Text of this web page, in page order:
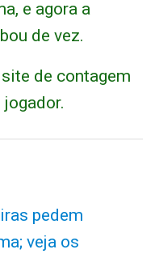
e agora a
de vez.
de contagem
pedem
veja os